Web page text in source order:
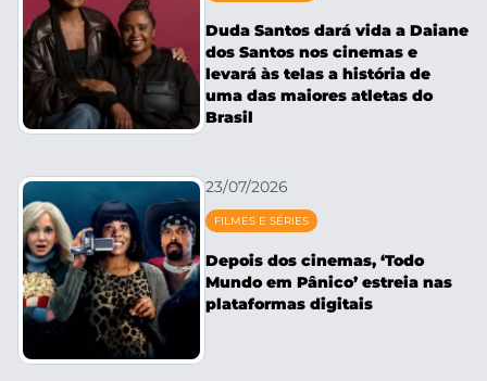
Duda Santos dará vida a Daiane
dos Santos nos cinemas e
levará às telas a história de
uma das maiores atletas do
Brasil
23/07/2026
FILMES E SÉRIES
Depois dos cinemas, ‘Todo
Mundo em Pânico’ estreia nas
plataformas digitais